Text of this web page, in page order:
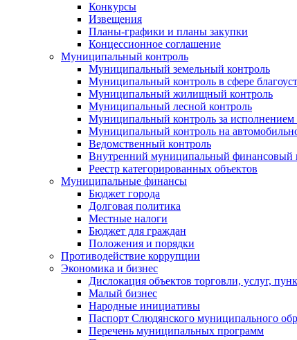
Конкурсы
Извещения
Планы-графики и планы закупки
Концессионное соглашение
Муниципальный контроль
Муниципальный земельный контроль
Муниципальный контроль в сфере
Муниципальный жилищный контроль
Муниципальный лесной контроль
Муниципальный контроль за исполнением
Муниципальный контроль на
Ведомственный контроль
Внутренний муниципальный финансовый
Реестр категорированных объектов
Муниципальные финансы
Бюджет города
Долговая политика
Местные налоги
Бюджет для граждан
Положения и порядки
Противодействие коррупции
Экономика и бизнес
Дислокация объектов торговли, услуг,
Малый бизнес
Народные инициативы
Паспорт Слюдянского муниципального
Перечень муниципальных программ